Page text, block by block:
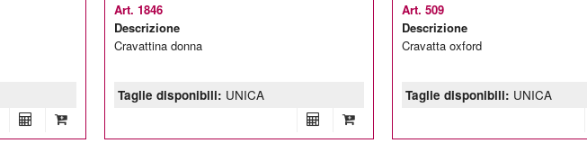
Art. 1846
Descrizione
Cravattina donna
Taglie disponibili: UNICA
Art. 509
Descrizione
Cravatta oxford
Taglie disponibili: UNICA